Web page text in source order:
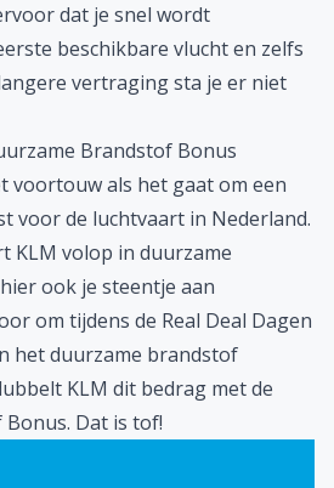
dat je snel wordt
beschikbare vlucht en zelfs
vertraging sta je er niet
Brandstof Bonus
voortouw als het gaat om een
voor de luchtvaart in Nederland.
KLM volop in duurzame
ook je steentje aan
om tijdens de Real Deal Dagen
het duurzame brandstof
KLM dit bedrag met de
Dat is tof!